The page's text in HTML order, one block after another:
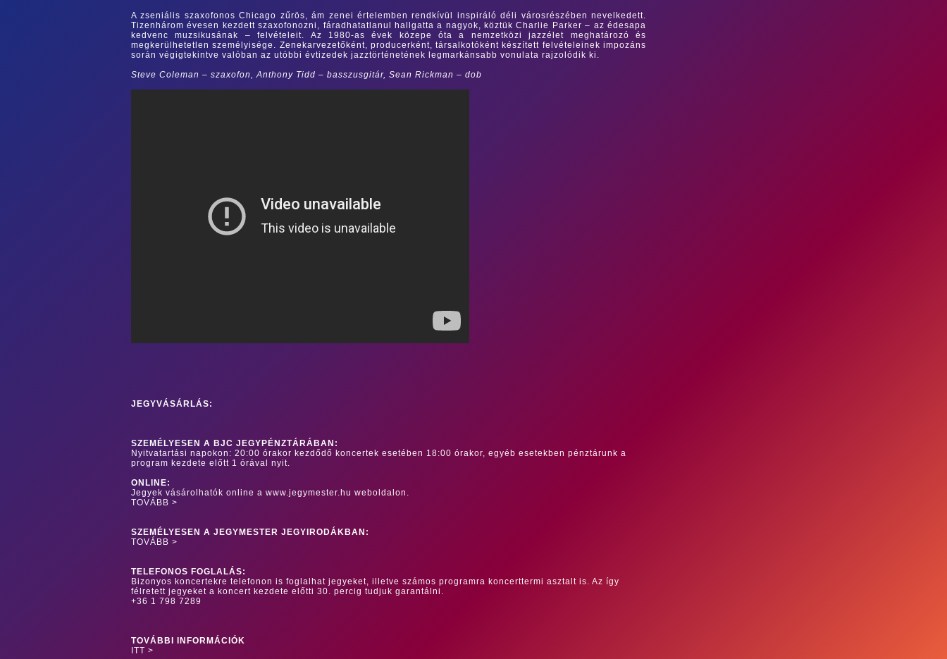
A zseniális szaxofonos Chicago zűrös, ám zenei értelemben rendkívül inspiráló déli városrészében nevelkedett.
Tizenhárom évesen kezdett szaxofonozni, fáradhatatlanul hallgatta a nagyok, köztük Charlie Parker – az édesapa
kedvenc muzsikusának – felvételeit. Az 1980-as évek közepe óta a nemzetközi jazzélet meghatározó és
megkerülhetetlen személyisége. Zenekarvezetőként, producerként, társalkotóként készített felvételeinek impozáns
során végigtekintve valóban az utóbbi évtizedek jazztörténetének legmarkánsabb vonulata rajzolódik ki.
Steve Coleman – szaxofon, Anthony Tidd – basszusgitár, Sean Rickman – dob
JEGYVÁSÁRLÁS:
SZEMÉLYESEN A BJC JEGYPÉNZTÁRÁBAN:
Nyitvatartási napokon: 20:00 órakor kezdődő koncertek esetében 18:00 órakor, egyéb esetekben pénztárunk a
program kezdete előtt 1 órával nyit.
ONLINE:
Jegyek vásárolhatók online a www.jegymester.hu weboldalon.
TOVÁBB >
SZEMÉLYESEN A JEGYMESTER JEGYIRODÁKBAN:
TOVÁBB >
TELEFONOS FOGLALÁS:
Bizonyos koncertekre telefonon is foglalhat jegyeket, illetve számos programra koncerttermi asztalt is. Az így
félretett jegyeket a koncert kezdete előtti 30. percig tudjuk garantálni.
+36 1 798 7289
TOVÁBBI INFORMÁCIÓK
ITT >